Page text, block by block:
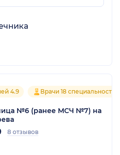
4.9 Врачи 18 специальностей
№6 (ранее МСЧ №7) на
8 отзывов